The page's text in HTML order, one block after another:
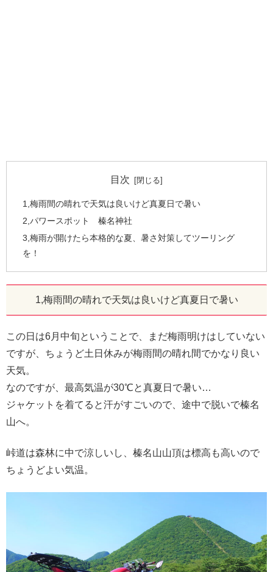
目次
1,梅雨間の晴れで天気は良いけど真夏日で暑い
2,パワースポット 榛名神社
3,梅雨が開けたら本格的な夏、暑さ対策してツーリング
を！
1,梅雨間の晴れで天気は良いけど真夏日で暑い
この日は6月中旬ということで、まだ梅雨明けはしていない
ですが、ちょうど土日休みが梅雨間の晴れ間でかなり良い
天気。
なのですが、最高気温が30℃と真夏日で暑い…
ジャケットを着てると汗がすごいので、途中で脱いで榛名
山へ。
峠道は森林に中で涼しいし、榛名山山頂は標高も高いので
ちょうどよい気温。